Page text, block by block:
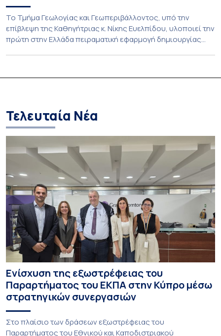
Το Τμήμα Γεωλογίας και Γεωπεριβάλλοντος, υπό την
επίβλεψη της Καθηγήτριας κ. Νίκης Ευελπίδου, υλοποιεί την
πρώτη στην Ελλάδα πειραματική εφαρμογή δημιουργίας
Τελευταία Νέα
Ενίσχυση της εξωστρέφειας του
Παραρτήματος του ΕΚΠΑ στην Κύπρο μέσω
στρατηγικών συνεργασιών
Στο πλαίσιο των δράσεων εξωστρέφειας του
Παραρτήματος του Εθνικού και Καποδιστριακού